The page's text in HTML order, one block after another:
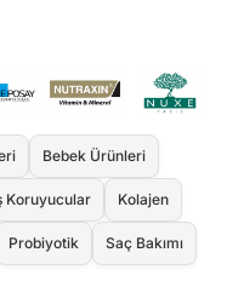
Bebek Ürünleri
Koruyucular Kolajen
Probiyotik Saç Bakımı